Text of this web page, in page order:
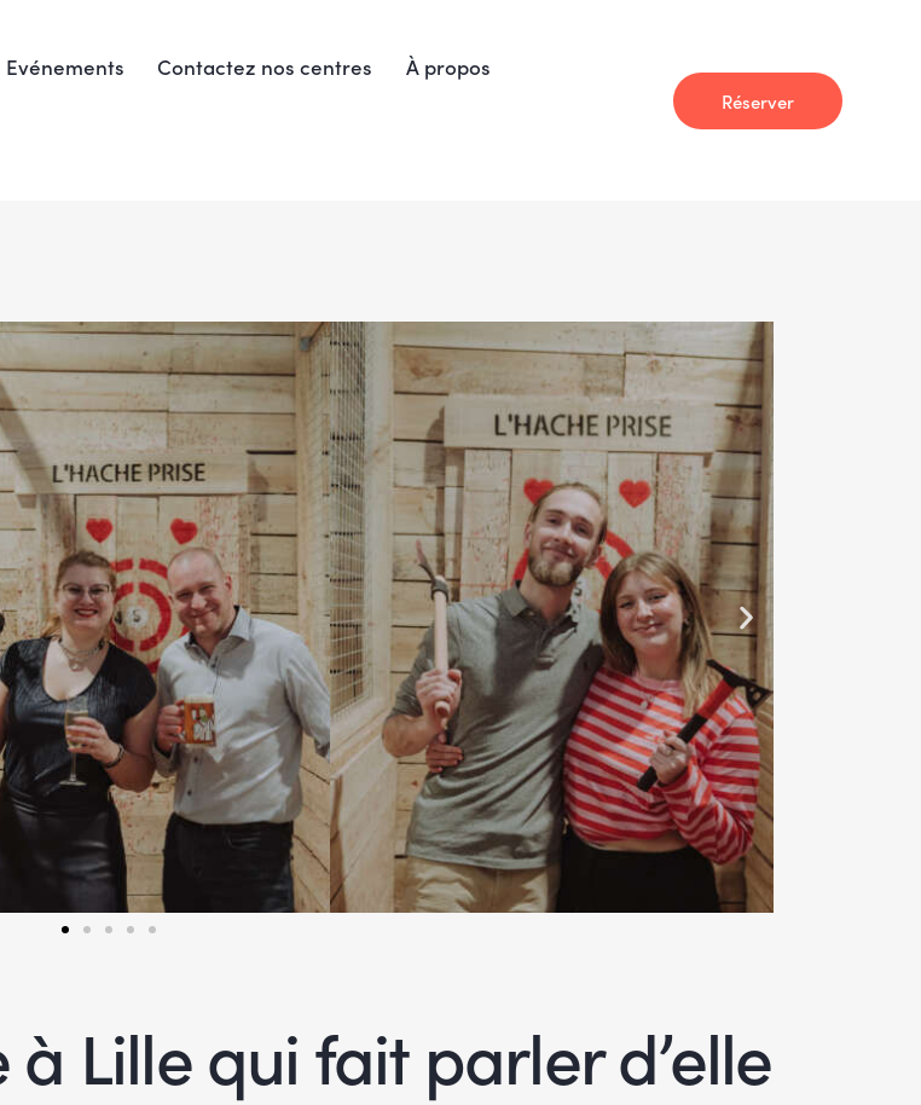
Evénements Contactez nos centres À propos
Réserver
Lille qui fait parler d’elle